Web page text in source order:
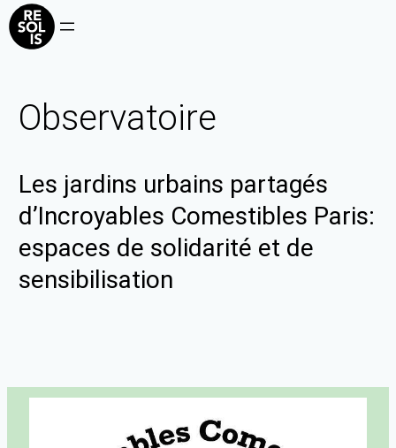
Observatoire
Les jardins urbains partagés
d’Incroyables Comestibles Paris:
espaces de solidarité et de
sensibilisation